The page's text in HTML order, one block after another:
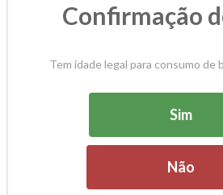
INFUSÃO LARANJA DO
GENGIBRE
Confirmação
Tem idade legal para consumo de
Sim
Não